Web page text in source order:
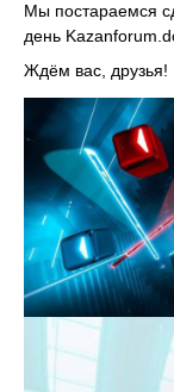
Мы постараемся
день
Ждём вас, друзья!